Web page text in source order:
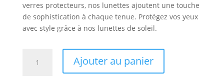
verres protecteurs, nos lunettes ajoutent une touche
de sophistication à chaque tenue. Protégez vos yeux
avec style grâce à nos lunettes de soleil.
Ajouter au panier